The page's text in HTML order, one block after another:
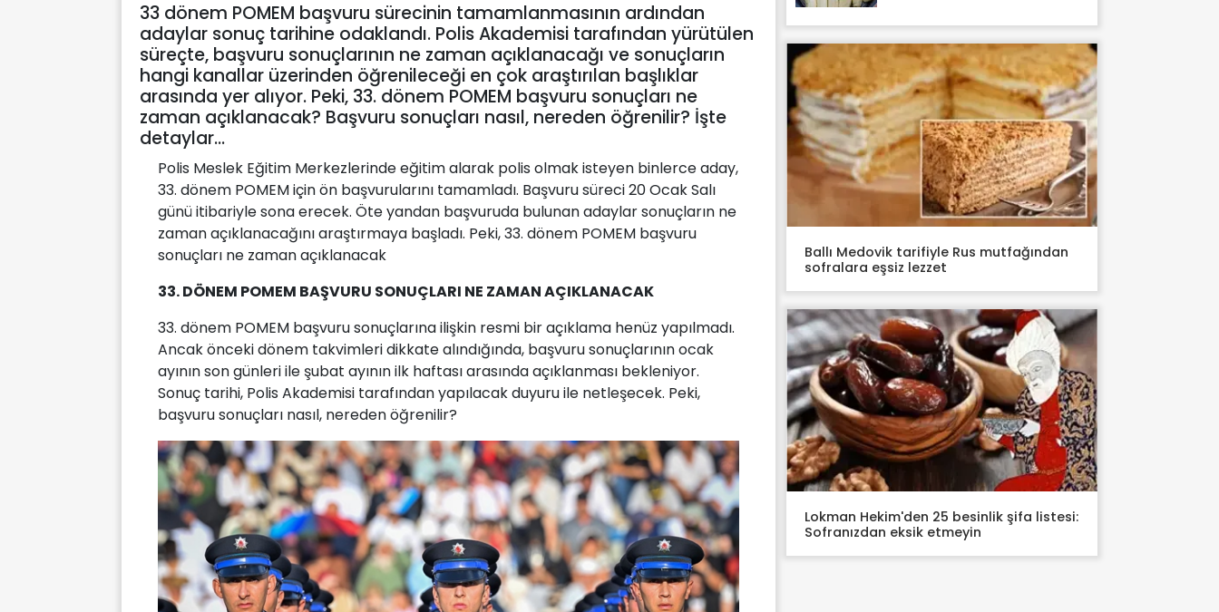
33 dönem POMEM başvuru sürecinin tamamlanmasının ardından
adaylar sonuç tarihine odaklandı. Polis Akademisi tarafından yürütülen
süreçte, başvuru sonuçlarının ne zaman açıklanacağı ve sonuçların
hangi kanallar üzerinden öğrenileceği en çok araştırılan başlıklar
arasında yer alıyor. Peki, 33. dönem POMEM başvuru sonuçları ne
zaman açıklanacak? Başvuru sonuçları nasıl, nereden öğrenilir? İşte
detaylar…
Polis Meslek Eğitim Merkezlerinde eğitim alarak polis olmak isteyen binlerce aday,
33. dönem POMEM için ön başvurularını tamamladı. Başvuru süreci 20 Ocak Salı
günü itibariyle sona erecek. Öte yandan başvuruda bulunan adaylar sonuçların ne
zaman açıklanacağını araştırmaya başladı. Peki, 33. dönem POMEM başvuru
sonuçları ne zaman açıklanacak
33. DÖNEM POMEM BAŞVURU SONUÇLARI NE ZAMAN AÇIKLANACAK
33. dönem POMEM başvuru sonuçlarına ilişkin resmi bir açıklama henüz yapılmadı.
Ancak önceki dönem takvimleri dikkate alındığında, başvuru sonuçlarının ocak
ayının son günleri ile şubat ayının ilk haftası arasında açıklanması bekleniyor.
Sonuç tarihi, Polis Akademisi tarafından yapılacak duyuru ile netleşecek. Peki,
başvuru sonuçları nasıl, nereden öğrenilir?
Ballı Medovik tarifiyle Rus mutfağından
sofralara eşsiz lezzet
Lokman Hekim'den 25 besinlik şifa listesi:
Sofranızdan eksik etmeyin